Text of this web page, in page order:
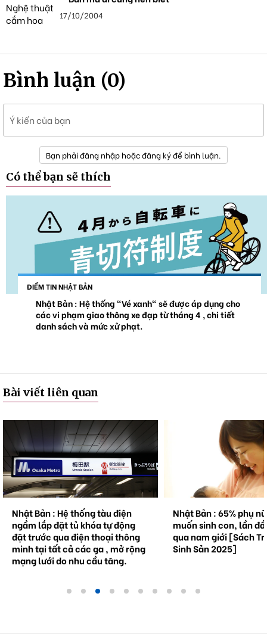
17/10/2004
Bình luận (0)
Ý kiến của bạn
Bạn phải đăng nhập hoặc đăng ký để bình luận.
Có thể bạn sẽ thích
ĐIỂM TIN NHẬT BẢN
Nhật Bản : Hệ thống "Vé xanh" sẽ được áp dụng cho
các vi phạm giao thông xe đạp từ tháng 4 , chi tiết
danh sách và mức xử phạt.
Bài viết liên quan
Nhật Bản : 65% phụ nữ không
muốn sinh con, lần đầu tiên vượt
qua nam giới [Sách Trắng về
Sinh Sản 2025]
Natto trở thành hiện
cầu . Bối cảnh và
tương lai.